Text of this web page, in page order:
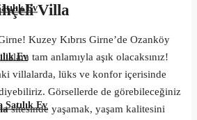
Ev
Ev
Satılık Ev
Villa
Kuzey Kıbrıs Girne’de Ozanköy
tam anlamıyla aşık olacaksınız!
villalarda, lüks ve konfor içerisinde
Görsellerde de görebileceğiniz
sitesinde yaşamak, yaşam kalitesini